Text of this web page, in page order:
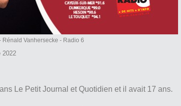
Rénald Vanhersecke - Radio 6
2022
Le Petit Journal et Quotidien et il avait 17 ans.